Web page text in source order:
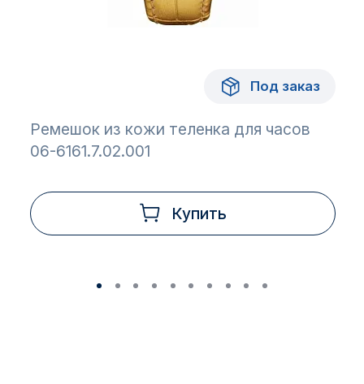
Под заказ
Ремешок из кожи теленка для часов
06-6161.7.02.001
Купить